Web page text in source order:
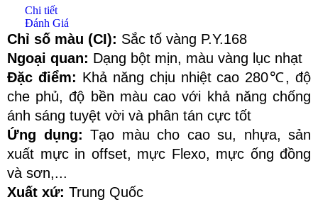
Chi tiết
Đánh Giá
Chỉ số màu (CI): Sắc tố vàng P.Y.168
Ngoại quan: Dạng bột mịn, màu vàng lục nhạt
Đặc điểm: Khả năng chịu nhiệt cao 280℃, độ
che phủ, độ bền màu cao với khả năng chống
ánh sáng tuyệt vời và phân tán cực tốt
Ứng dụng: Tạo màu cho cao su, nhựa, sản
xuất mực in offset, mực Flexo, mực ống đồng
và sơn,...
Xuất xứ: Trung Quốc